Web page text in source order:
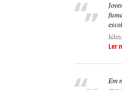
Júlio
Ler
Em